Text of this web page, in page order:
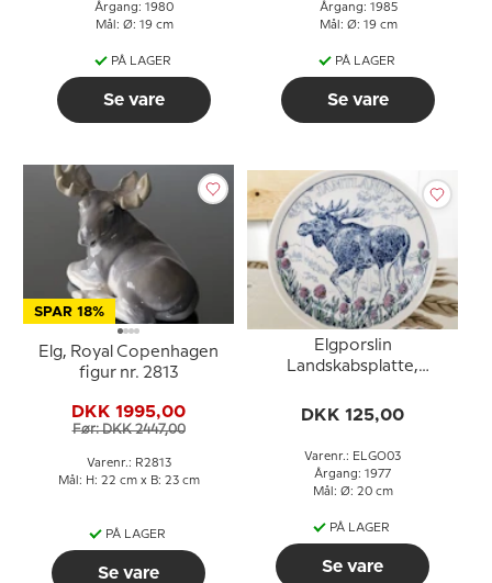
Årgang: 1980
Mål: Ø: 19 cm
PÅ LAGER
Se vare
Årgang: 1985
Mål: Ø: 19 cm
PÅ LAGER
Se vare
SPAR 18%
Elg, Royal Copenhagen
figur nr. 2813
DKK 1995,00
Før: DKK 2447,00
Varenr.: R2813
Mål: H: 22 cm x B: 23 cm
PÅ LAGER
Se vare
Elgporslin
Landskabsplatte,
DKK 125,00
Varenr.: ELGO03
Årgang: 1977
Mål: Ø: 20 cm
PÅ LAGER
Se vare